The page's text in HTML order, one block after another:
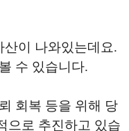
이 나와있는데요.
수 있습니다.
회복 등을 위해 당
으로 추진하고 있습